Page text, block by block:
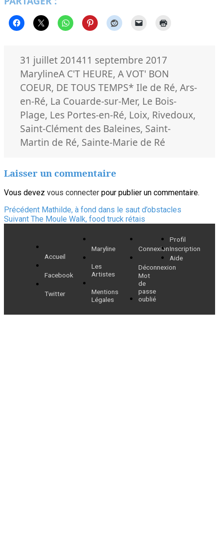
Publié
le
31 juillet 201411 septembre 2017
MarylineCatégories
A C'T HEURE,A VOT' BON
COEUR, DE TOUS TEMPSMots-
clés
* Ile de Ré,Ars-
en-Ré, La Couarde-sur-Mer, Le Bois-
Plage, Les Portes-en-Ré, Loix, Rivedoux,
Saint-Clément des Baleines, Saint-
Martin de Ré, Sainte-Marie de Ré
Laisser un commentaire
Vous devez vous connecter pour publier un commentaire.
Navigation
de
l’article
Précédent Article
précédent :
Mathilde, à fond dans le saut d’obstacles
Suivant Article
The Moule Walk, food truck rétais
Accueil
Facebook
Twitter
Maryline
Les
Artistes
Mentions
Légales
Connexion
Déconnexion
Mot
de
passe
oublié
Profil
Inscription
Aide